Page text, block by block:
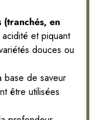
en
et piquant
douces ou
base de saveur
être utilisées